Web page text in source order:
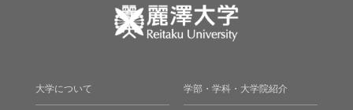
大学について 学部・学科・大学院紹介